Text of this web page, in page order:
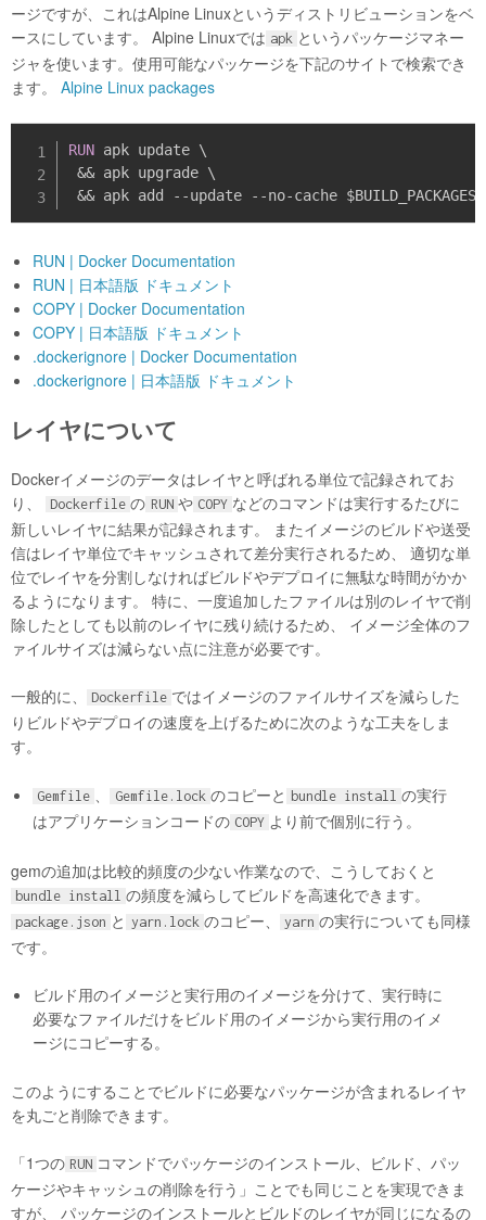
ージですが、これはAlpine Linuxというディストリビューションをベ
ースにしています。 Alpine Linuxでは apk というパッケージマネー
ジャを使います。使用可能なパッケージを下記のサイトで検索でき
ます。 Alpine Linux packages
RUN apk update \
&& apk upgrade \
&& apk add
- -update - -no-
RUN | Docker Documentation
RUN | 日本語版 ドキュメント
COPY | Docker Documentation
COPY | 日本語版 ドキュメント
.dockerignore | Docker Documentation
.dockerignore | 日本語版 ドキュメント
レイヤについて
Dockerイメージのデータはレイヤと呼ばれる単位で記録されてお
り、
Dockerfile の RUN や COPY などのコマンドは実行するたびに
新しいレイヤに結果が記録されます。 またイメージのビルドや送受
信はレイヤ単位でキャッシュされて差分実行されるため、 適切な単
位でレイヤを分割しなければビルドやデプロイに無駄な時間がかか
るようになります。 特に、一度追加したファイルは別のレイヤで削
除したとしても以前のレイヤに残り続けるため、 イメージ全体のフ
ァイルサイズは減らない点に注意が必要です。
一般的に、 Dockerfile ではイメージのファイルサイズを減らした
りビルドやデプロイの速度を上げるために次のような工夫をしま
す。
Gemfile Gemfile.lock のコピーと bundle install の実行
はアプリケーションコードの COPY より前で個別に行う。
gemの追加は比較的頻度の少ない作業なので、こうしておくと
bundle install の頻度を減らしてビルドを高速化できます。
package.json と yarn.lock のコピー、 yarn の実行についても同様
です。
ビルド用のイメージと実行用のイメージを分けて、実行時に
必要なファイルだけをビルド用のイメージから実行用のイメ
ージにコピーする。
このようにすることでビルドに必要なパッケージが含まれるレイヤ
を丸ごと削除できます。
「1つの RUN コマンドでパッケージのインストール、ビルド、パッ
ケージやキャッシュの削除を行う」ことでも同じことを実現できま
すが、 パッケージのインストールとビルドのレイヤが同じになるの